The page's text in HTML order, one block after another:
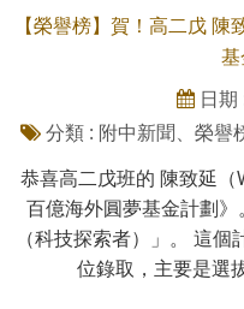
【榮譽榜】賀！高二戊
基
日期
分類 : 附中新聞、榮譽
恭喜高二戊班的 陳致延
百億海外圓夢基金計劃
（科技探索者）」。 這
位錄取，主要是選